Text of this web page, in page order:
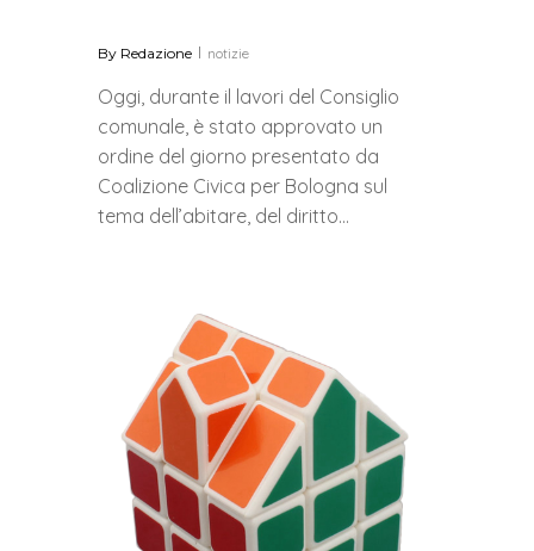
By Redazione notizie
Oggi, durante il lavori del Consiglio
comunale, è stato approvato un
ordine del giorno presentato da
Coalizione Civica per Bologna sul
tema dell’abitare, del diritto…